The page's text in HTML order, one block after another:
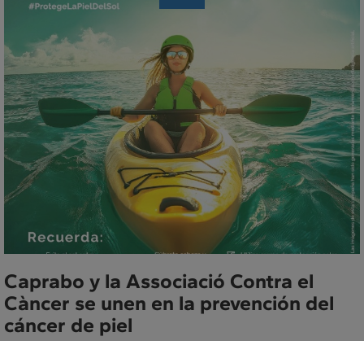
de
Prensa
Caprabo y la Associació Contra el
Càncer se unen en la prevención del
cáncer de piel